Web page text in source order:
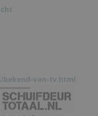
van-tv.html